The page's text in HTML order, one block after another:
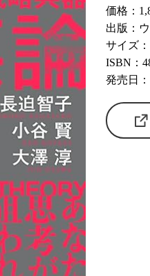
価格：
出版：
サイズ
ISBN：
発売日